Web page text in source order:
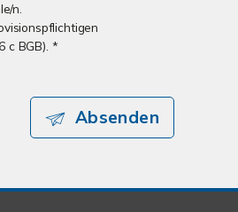
n.
c BGB). *
Absenden